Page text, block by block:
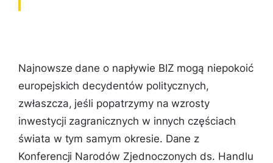
Najnowsze dane o napływie BIZ mogą niepokoić
europejskich decydentów politycznych,
zwłaszcza, jeśli popatrzymy na wzrosty
inwestycji zagranicznych w innych częściach
świata w tym samym okresie. Dane z
Konferencji Narodów Zjednoczonych ds. Handlu